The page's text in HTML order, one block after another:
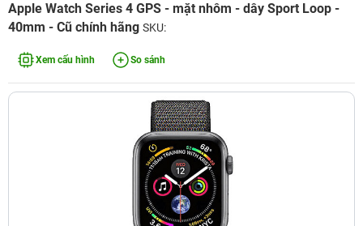
Apple Watch Series 4 GPS - mặt nhôm - dây Sport Loop -
40mm - Cũ chính hãng SKU:
Xem cấu hình So sánh